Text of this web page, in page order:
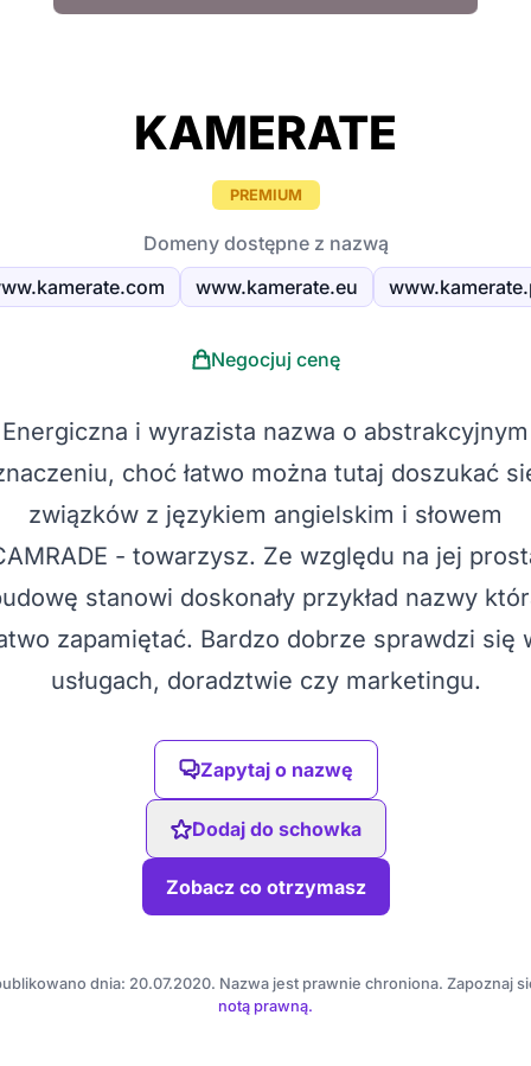
KAMERATE
PREMIUM
Domeny dostępne z nazwą
www.kamerate.eu
Negocjuj cenę
Energiczna i wyrazista nazwa o abstrakcyjnym
choć łatwo można tutaj doszukać
związków z językiem angielskim i słowem
- towarzysz. Ze względu na jej
stanowi doskonały przykład nazwy
zapamiętać. Bardzo dobrze sprawdzi się
usługach, doradztwie czy marketingu.
Zapytaj o nazwę
Dodaj do schowka
Zobacz co otrzymasz
dnia: 20.07.2020. Nazwa jest prawnie chroniona. Zapoznaj
notą prawną.